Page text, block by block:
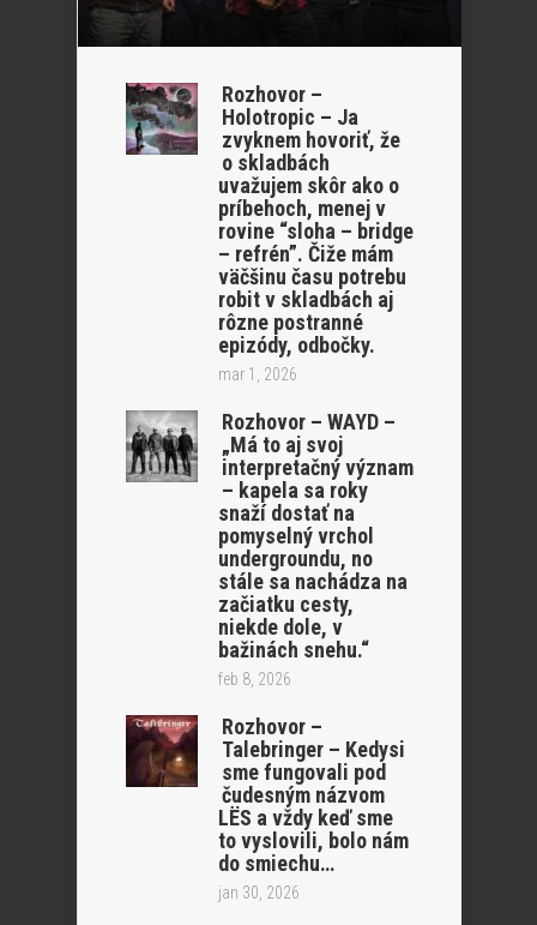
Rozhovor –
Holotropic – Ja
zvyknem hovoriť, že
o skladbách
uvažujem skôr ako o
príbehoch, menej v
rovine “sloha – bridge
– refrén”. Čiže mám
väčšinu času potrebu
robit v skladbách aj
rôzne postranné
epizódy, odbočky.
mar 1, 2026
Rozhovor – WAYD –
„Má to aj svoj
interpretačný význam
– kapela sa roky
snaží dostať na
pomyselný vrchol
undergroundu, no
stále sa nachádza na
začiatku cesty,
niekde dole, v
bažinách snehu.“
feb 8, 2026
Rozhovor –
Talebringer – Kedysi
sme fungovali pod
čudesným názvom
LËS a vždy keď sme
to vyslovili, bolo nám
do smiechu…
jan 30, 2026